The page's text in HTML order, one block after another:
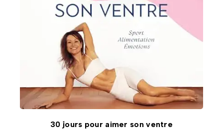
30 jours pour aimer son ventre